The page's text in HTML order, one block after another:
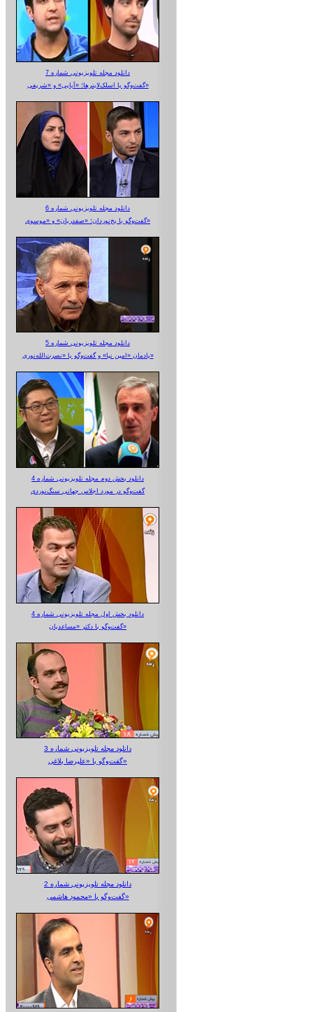
دانلود مجله تلویزیونی شماره 7
گفت‌وگو با اسلک‌لاینرها؛ «آبایی» و «شریفی»
دانلود مجله تلویزیونی شماره 6
گفت‌وگو با یخ‌نوردان؛ «صفدریان» و «موسوی»
دانلود مجله تلویزیونی شماره 5
یادمان «امین نیا» و گفت‌وگو با «نصرت‌الله‌نوری»
دانلود بخش دوم مجله تلویزیونی شماره 4
گفت‌وگو در مورد اجلاس جهانی سنگ‌نوردی
دانلود بخش اول مجله تلویزیونی شماره 4
گفت‌وگو با دکتر «مساعدیان»
دانلود مجله تلویزیونی شماره 3
گفت‌وگو با «علیرضا بلاغی»
دانلود مجله تلویزیونی شماره 2
گفت‌وگو با «محمود هاشمی»